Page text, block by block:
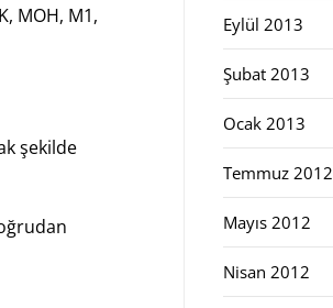
MOH, M1,
şekilde
Eylül 2013
Şubat 2013
Ocak 2013
Temmuz 2012
Mayıs 2012
Nisan 2012